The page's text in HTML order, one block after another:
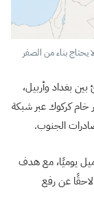
يحتاج بناء من الصفر
بغداد وأربيل،
خام كركوك عبر شبكة
الجنوب.
استؤنف الضخ بنحو 170 ألف برميل يوميًا، مع هدف
لاحقًا عن رفع